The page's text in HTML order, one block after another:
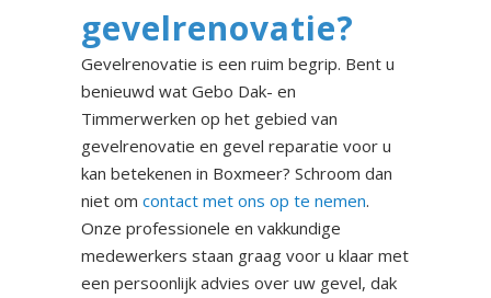
gevelrenovatie?
Gevelrenovatie is een ruim begrip. Bent u
benieuwd wat Gebo Dak- en
Timmerwerken op het gebied van
gevelrenovatie en gevel reparatie voor u
kan betekenen in Boxmeer? Schroom dan
niet om contact met ons op te nemen.
Onze professionele en vakkundige
medewerkers staan graag voor u klaar met
een persoonlijk advies over uw gevel, dak